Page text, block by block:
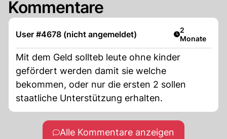
Kommentare
User #4678 (nicht angemeldet) Artikel
2
Monate
Mit dem Geld sollteb leute ohne kinder
gefördert werden damit sie welche
bekommen, oder nur die ersten 2 sollen
staatliche Unterstützung erhalten.
Alle Kommentare anzeigen